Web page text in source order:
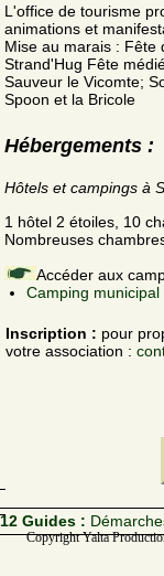
L'office de tourisme
animations et
Mise au marais : Fête
Strand'Hug Fête
Sauveur le Vicomte;
Spoon et la Bricole
Hébergements :
Hôtels et campings à
1 hôtel 2 étoiles, 10
Nombreuses
Accéder aux
Camping
Inscription : pour
votre association :
12 Guides :
Copyright Yalta